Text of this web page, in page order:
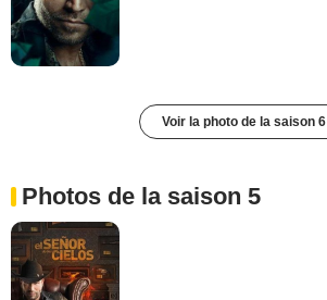
Voir la photo de la saison 6
Photos de la saison 5